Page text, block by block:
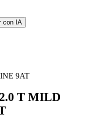
con IA
9AT
T MILD